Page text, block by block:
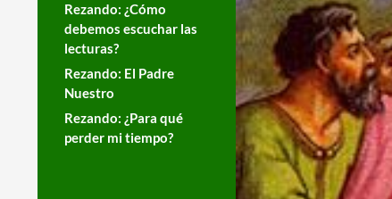
Rezando: ¿Cómo
debemos escuchar las
lecturas?
Rezando: El Padre
Nuestro
Rezando: ¿Para qué
perder mi tiempo?